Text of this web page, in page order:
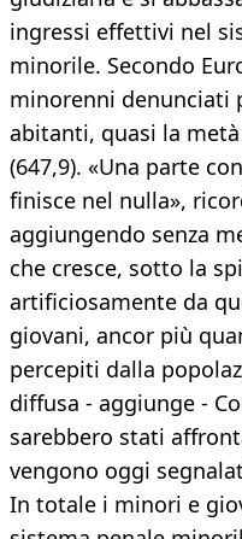
ingressi effettivi nel
minorile. Secondo
minorenni denunciati
abitanti, quasi la
(647,9). «Una parte
finisce nel nulla»,
aggiungendo senza
che cresce, sotto la
artificiosamente da
giovani, ancor più
percepiti dalla
diffusa - aggiunge -
sarebbero stati
vengono oggi
In totale i minori e